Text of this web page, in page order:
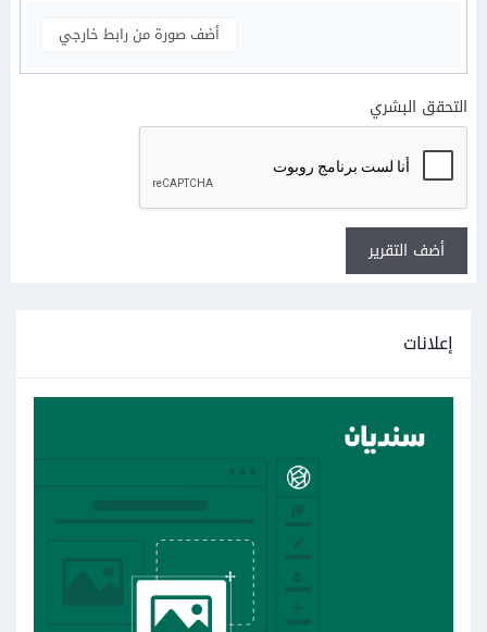
أضف صورة من رابط خارجي
التحقق البشري
أضف التقرير
إعلانات